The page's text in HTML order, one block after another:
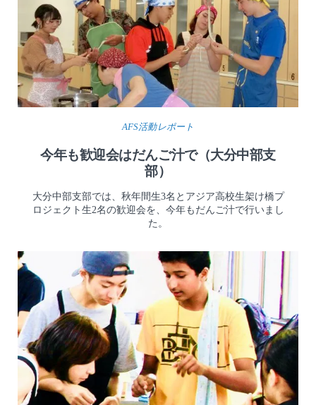
AFS活動レポート
今年も歓迎会はだんご汁で（大分中部支
部）
大分中部支部では、秋年間生3名とアジア高校生架け橋プ
ロジェクト生2名の歓迎会を、今年もだんご汁で行いまし
た。